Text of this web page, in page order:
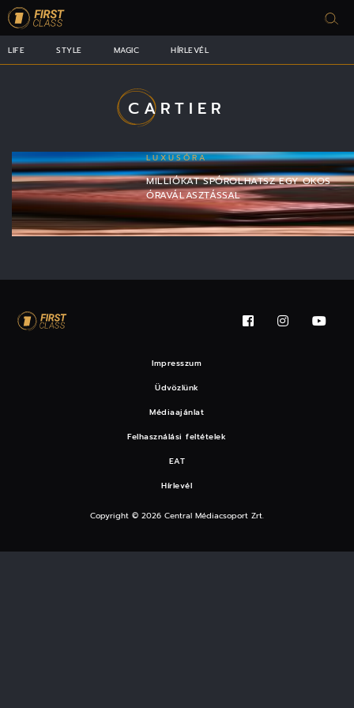
LIFE STYLE MAGIC HÍRLEVÉL
CARTIER
LUXUSÓRA
MILLIÓKAT SPÓROLHATSZ EGY OKOS
ÓRAVÁLASZTÁSSAL
Impresszum
Üdvözlünk
Médiaajánlat
Felhasználási feltételek
EAT
Hírlevél
Copyright © 2026 Central Médiacsoport Zrt.